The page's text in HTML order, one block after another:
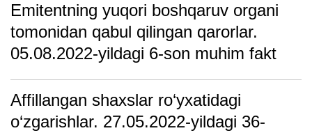
Emitentning yuqori boshqаruv orgаni
tomonidаn qаbul qilingаn qаrorlаr.
05.08.2022-yildagi 6-son muhim fakt
Affillangan shaxslar ro‘yxatidagi
o‘zgarishlar. 27.05.2022-yildagi 36-